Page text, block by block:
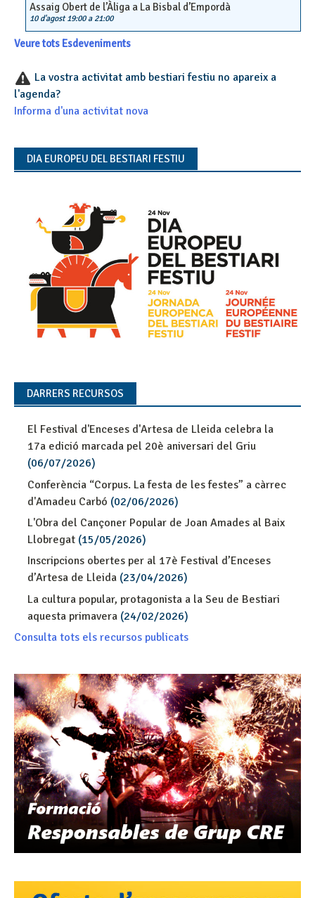
Assaig Obert de l’Àliga a La Bisbal d’Empordà
10 d'agost 19:00a 21:00
Veure tots Esdeveniments
La vostra activitat amb bestiari festiu no apareix a
l'agenda?
Informa d'una activitat nova
DIA EUROPEU DEL BESTIARI FESTIU
DARRERS RECURSOS
El Festival d'Enceses d'Artesa de Lleida celebra la
17a edició marcada pel 20è aniversari del Griu
(06/07/2026)
Conferència “Corpus. La festa de les festes” a càrrec
d'Amadeu Carbó (02/06/2026)
L'Obra del Cançoner Popular de Joan Amades al Baix
Llobregat (15/05/2026)
Inscripcions obertes per al 17è Festival d’Enceses
d’Artesa de Lleida (23/04/2026)
La cultura popular, protagonista a la Seu de Bestiari
aquesta primavera (24/02/2026)
Consulta tots els recursos publicats